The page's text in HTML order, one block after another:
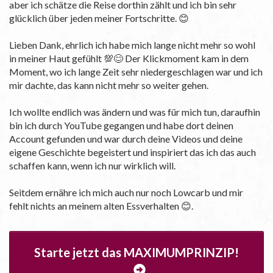
aber ich schätze die Reise dorthin zählt und ich bin sehr
glücklich über jeden meiner Fortschritte. 😊
Lieben Dank, ehrlich ich habe mich lange nicht mehr so wohl
in meiner Haut gefühlt 💯😊 Der Klickmoment kam in dem
Moment, wo ich lange Zeit sehr niedergeschlagen war und ich
mir dachte, das kann nicht mehr so weiter gehen.
Ich wollte endlich was ändern und was für mich tun, daraufhin
bin ich durch YouTube gegangen und habe dort deinen
Account gefunden und war durch deine Videos und deine
eigene Geschichte begeistert und inspiriert das ich das auch
schaffen kann, wenn ich nur wirklich will.
Seitdem ernähre ich mich auch nur noch Lowcarb und mir
fehlt nichts an meinem alten Essverhalten 😊.
Starte jetzt das MAXIMUMPRINZIP!